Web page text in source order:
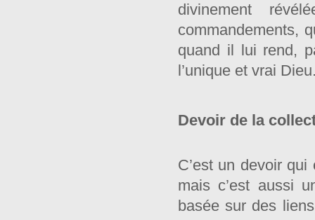
divinement
commandements,
quand il lui rend,
l’unique et vrai
Devoir de la
C’est un devoir
mais c’est aussi
basée sur des